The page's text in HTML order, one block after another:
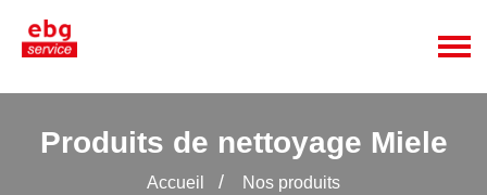
Produits de nettoyage Miele
Accueil
Nos produits